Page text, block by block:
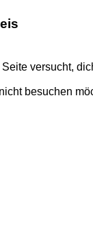
versucht,
besuchen